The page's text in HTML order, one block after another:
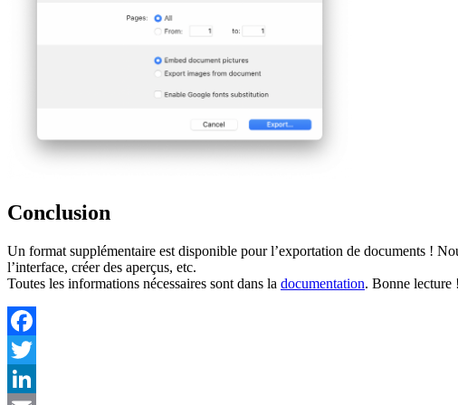
Conclusion
Un format supplémentaire est disponible pour l’exportation de documents !
l’interface, créer des aperçus, etc.
Toutes les informations nécessaires sont dans la documentation. Bonne lecture !
Facebook
Twitter